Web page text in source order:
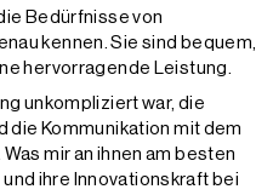
Bedürfnisse von
kennen. Sie sind bequem,
hervorragende Leistung.
unkompliziert war, die
die Kommunikation mit dem
mir an ihnen am besten
ihre Innovationskraft bei